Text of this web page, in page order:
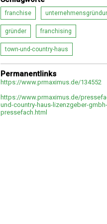
franchise
gründer franchising
town-und-country-haus
Permanentlinks
https://www.prmaximus.de/134552
https://www.prmaximus.de/
und-country-haus-lizenzgeber-gmbh-
pressefach.html